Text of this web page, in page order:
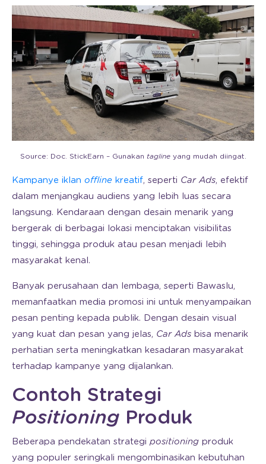
Source: Doc. StickEarn – Gunakan taglineyang mudah diingat.
Kampanye iklan offline kreatif, seperti Car Ads, efektif
dalam menjangkau audiens yang lebih luas secara
langsung. Kendaraan dengan desain menarik yang
bergerak di berbagai lokasi menciptakan visibilitas
tinggi, sehingga produk atau pesan menjadi lebih
masyarakat kenal.
Banyak perusahaan dan lembaga, seperti Bawaslu,
memanfaatkan media promosi ini untuk menyampaikan
pesan penting kepada publik. Dengan desain visual
yang kuat dan pesan yang jelas, Car Ads bisa menarik
perhatian serta meningkatkan kesadaran masyarakat
terhadap kampanye yang dijalankan.
Contoh Strategi
Positioning Produk
Beberapa pendekatan strategi positioning produk
yang populer seringkali mengombinasikan kebutuhan